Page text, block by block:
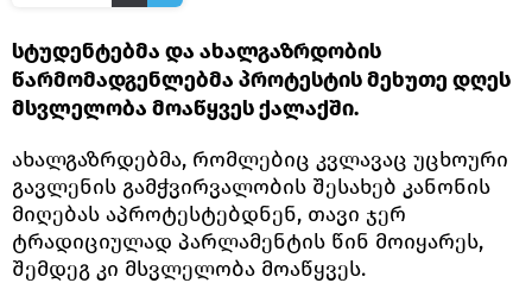
სტუდენტებმა და ახალგაზრდობის
წარმომადგენლებმა პროტესტის მეხუთე დღეს
მსვლელობა მოაწყვეს ქალაქში.
ახალგაზრდებმა, რომლებიც კვლავაც უცხოური
გავლენის გამჭვირვალობის შესახებ კანონის
მიღებას აპროტესტებდნენ, თავი ჯერ
ტრადიციულად პარლამენტის წინ მოიყარეს,
შემდეგ კი მსვლელობა მოაწყვეს.